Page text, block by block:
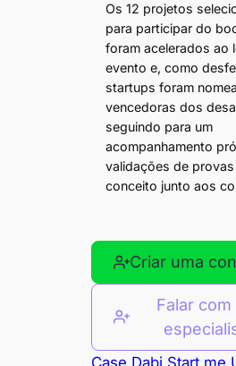
Os 12 projetos
para participar do
foram acelerados ao
evento e, como
startups foram
vencedoras dos
seguindo para um
acompanhamento
validações de
conceito junto aos
Criar uma
Falar com